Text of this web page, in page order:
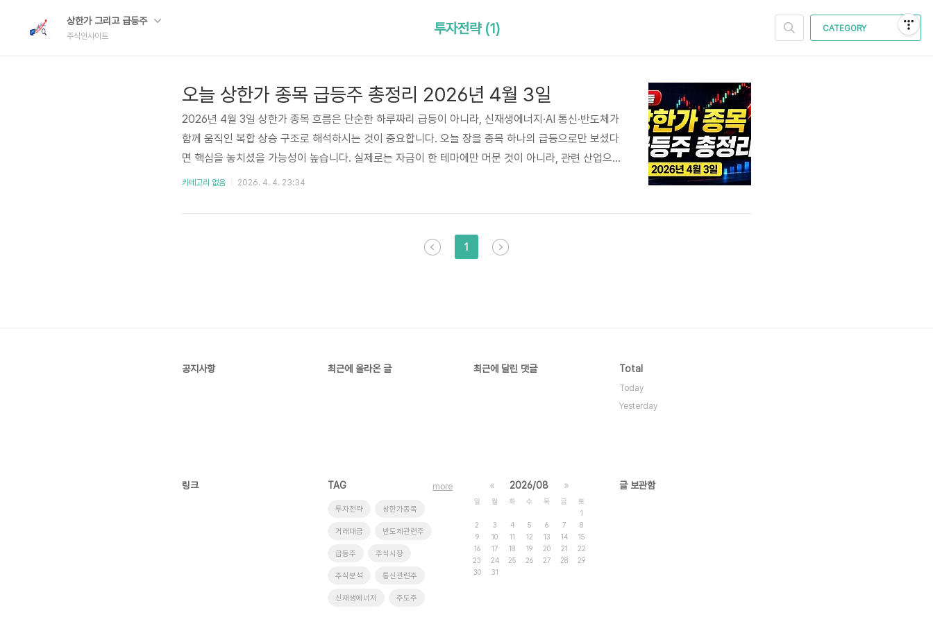
상한가 그리고 급등주
주식인사이트
CATEGORY
투자전략 (1)
오늘 상한가 종목 급등주 총정리 2026년 4월 3일
2026년 4월 3일 상한가 종목 흐름은 단순한 하루짜리 급등이 아니라, 신재생에너지·AI 통신·반도체가
함께 움직인 복합 상승 구조로 해석하시는 것이 중요합니다. 오늘 장을 종목 하나의 급등으로만 보셨다
면 핵심을 놓치셨을 가능성이 높습니다. 실제로는 자금이 한 테마에만 머문 것이 아니라, 관련 산업으로
연쇄 확산되며 시장 주도 흐름을 만들었습니다. 왜 오늘 상한가 흐름을 구조적으로 보셔야 할까요?많은
서 만들어집니다.2026년 4월 3일 시장은 그 점이 특히 분명했습니다. 태양광과 에너지 소재가 강하게
카테고리 없음 2026. 4. 4. 23:34
1
공지사항 최근에 올라온 글 최근에 달린 댓글 Total
Today
Yesterday
링크 TAG
투자전략 상한가종목
거래대금 반도체관련주
급등주 주식시장
주식분석 통신관련주
신재생에너지 주도주
more « 2026/08 »
일 월 화 수 목 금
토
1
2
3 4 5 6 7
8
9
10 11 12 13 14
15
16
17 18 19 20 21
22
23
24 25 26 27 28
29
30
31
글 보관함